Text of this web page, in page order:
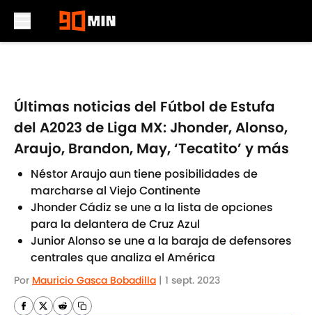
Últimas noticias del Fútbol de Estufa
del A2023 de Liga MX: Jhonder, Alonso,
Araujo, Brandon, May, ‘Tecatito’ y más
Néstor Araujo aun tiene posibilidades de
marcharse al Viejo Continente
Jhonder Cádiz se une a la lista de opciones
para la delantera de Cruz Azul
Junior Alonso se une a la baraja de defensores
centrales que analiza el América
Por Mauricio Gasca Bobadilla | 1 sept. 2023